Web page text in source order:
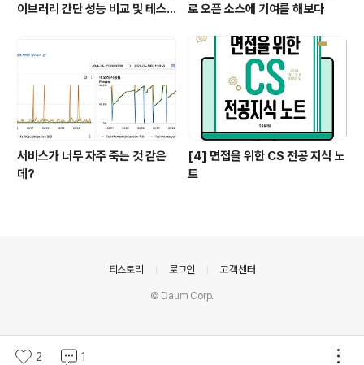
이브러리 간단 성능 비교 및 테스
로 오픈 소스에 기여를 해보다
서비스가 너무 자주 죽는 것 같은
데?
[4] 면접을 위한 CS 전공 지식 노
트
2 1
티스토리 로그인 고객센터
© Daum Corp.